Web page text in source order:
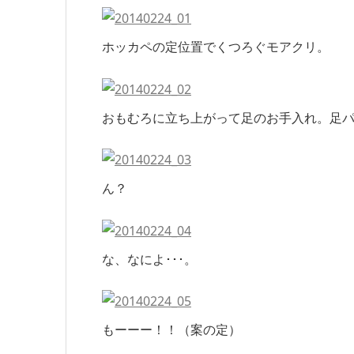
ホッカペの定位置でくつろぐモアクリ。
おもむろに立ち上がって足のお手入れ。足
ん？
な、なによ･･･。
もーーー！！（案の定）